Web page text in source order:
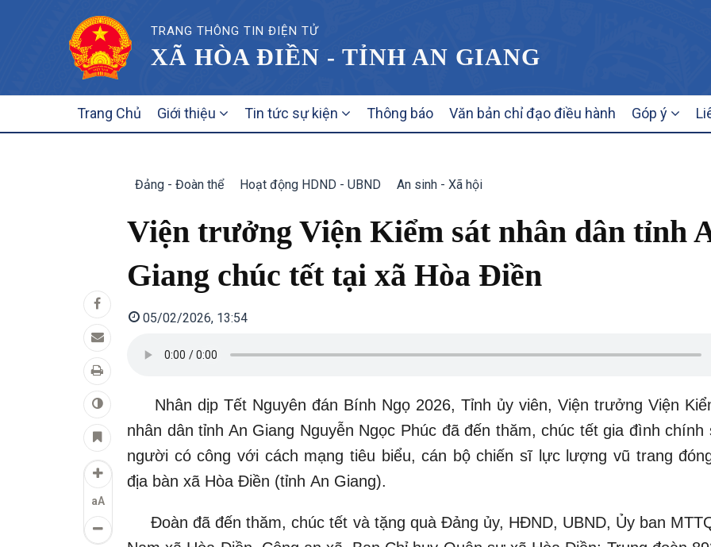
TRANG THÔNG TIN ĐIỆN TỬ
XÃ HÒA ĐIỀN - TỈNH AN GIANG
NAVIGATION
Trang Chủ Giới thiệu Tin tức sự kiện Thông báo Văn bản chỉ đạo điều hành Góp ý
aA
Đảng - Đoàn thể Hoạt động HDND - UBND An sinh - Xã hội
Viện trưởng Viện Kiểm sát nhân dân tỉnh
Giang chúc tết tại xã Hòa Điền
05/02/2026, 13:54
Nhân dịp Tết Nguyên đán Bính Ngọ 2026, Tỉnh ủy viên, Viện trưởng Viện
nhân dân tỉnh An Giang Nguyễn Ngọc Phúc đã đến thăm, chúc tết gia đình chính
người có công với cách mạng tiêu biểu, cán bộ chiến sĩ lực lượng vũ trang
địa bàn xã Hòa Điền (tỉnh An Giang).
Đoàn đã đến thăm, chúc tết và tặng quà Đảng ủy, HĐND, UBND, Ủy ban